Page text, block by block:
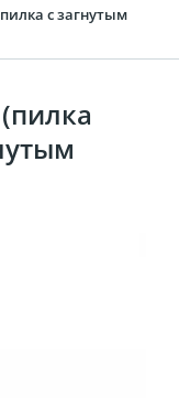
с загнутым